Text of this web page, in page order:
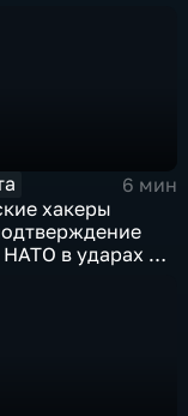
6 мин
хакеры
НАТО в ударах по